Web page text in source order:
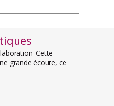
Cette
grande écoute, ce